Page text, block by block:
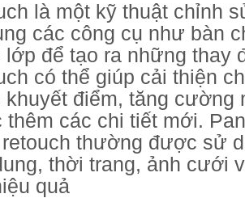
là một kỹ thuật chỉnh
các công cụ như bàn
lớp để tạo ra những thay
có thể giúp cải thiện
khuyết điểm, tăng cường
thêm các chi tiết mới.
thường được sử
thời trang, ảnh cưới
quả